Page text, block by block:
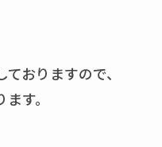
おりますので、
す。